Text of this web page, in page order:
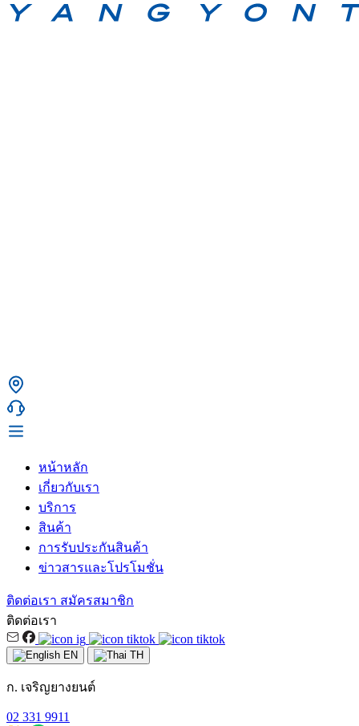
หน้าหลัก
เกี่ยวกับเรา
บริการ
สินค้า
การรับประกันสินค้า
ข่าวสารและโปรโมชั่น
ติดต่อเรา สมัครสมาชิก
ติดต่อเรา
EN TH
ก. เจริญยางยนต์
02 331 9911